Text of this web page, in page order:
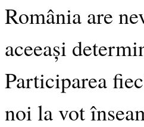
România are
aceeași
Participarea
noi la vot